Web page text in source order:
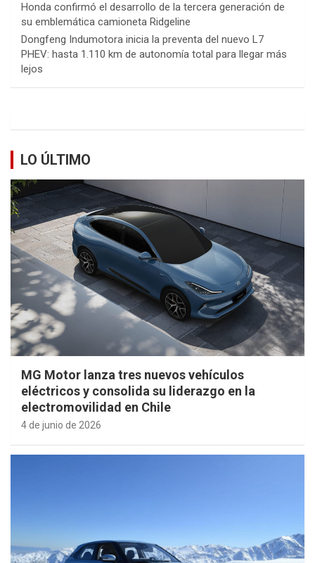
Honda confirmó el desarrollo de la tercera generación de
su emblemática camioneta Ridgeline
Dongfeng Indumotora inicia la preventa del nuevo L7
PHEV: hasta 1.110 km de autonomía total para llegar más
lejos
LO ÚLTIMO
MG Motor lanza tres nuevos vehículos
eléctricos y consolida su liderazgo en la
electromovilidad en Chile
4 de junio de 2026